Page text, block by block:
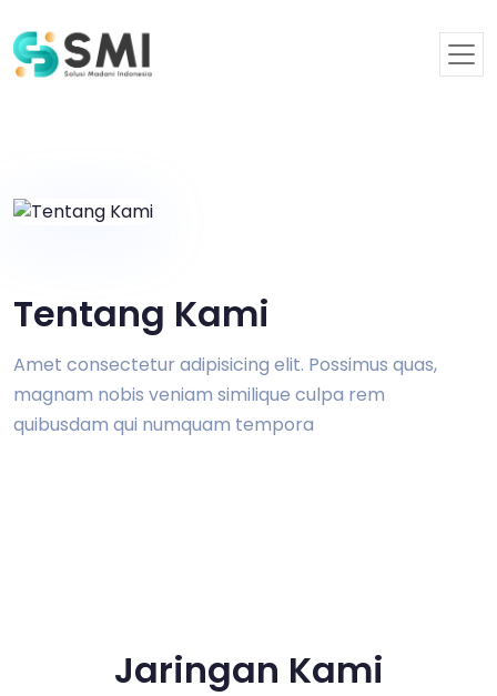
Tentang Kami
Amet consectetur adipisicing elit. Possimus quas,
magnam nobis veniam similique culpa rem
quibusdam qui numquam tempora
Jaringan Kami